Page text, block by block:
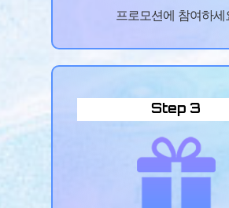
프로모션에 참여하세
Step 3